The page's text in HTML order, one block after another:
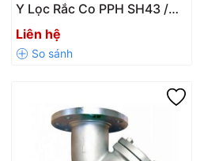
Y Lọc Rắc Co PPH SH43 /
SH43-V Chính Hãng – Chịu
Nhiệt, Chống Ăn Mòn Hiệu
Quả
Liên hệ